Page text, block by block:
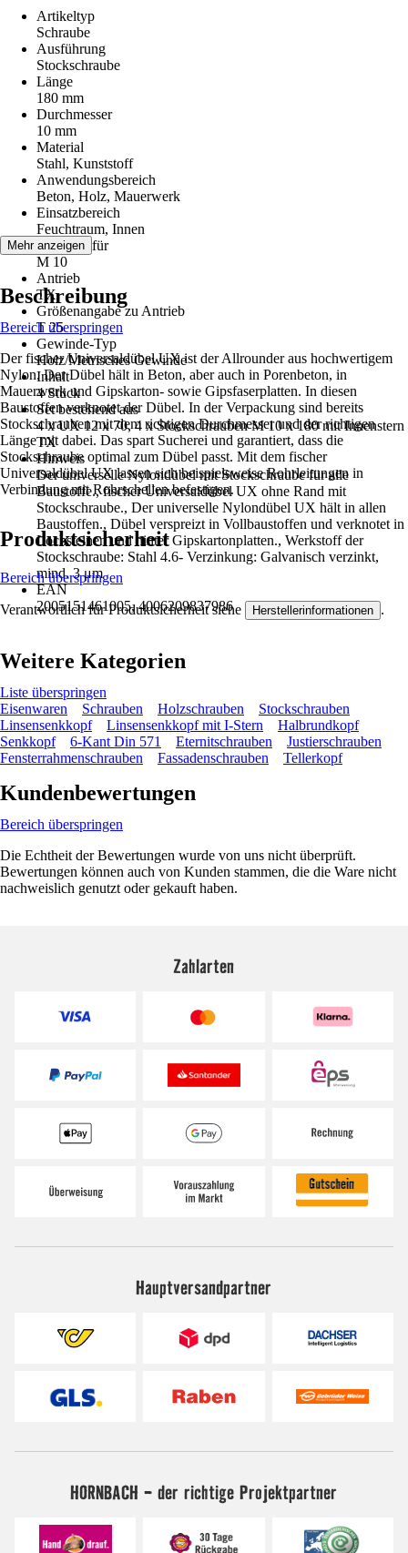
Artikeltyp
Schraube
Ausführung
Stockschraube
Länge
180 mm
Durchmesser
10 mm
Material
Stahl, Kunststoff
Anwendungsbereich
Beton, Holz, Mauerwerk
Einsatzbereich
Feuchtraum, Innen
Geeignet für
M 10
Antrieb
TX
Größenangabe zu Antrieb
T 25
Gewinde-Typ
Holz/Metrisches Gewinde
Inhalt
4 Stück
Set bestehend aus
4 x UX 12 x 70, 4 x Stockschrauben M 10 x 180 mit Innenstern
TX
Hinweis
Der universelle Nylondübel mit Stockschraube für alle
Baustoffe., fischer Universaldübel UX ohne Rand mit
Stockschraube., Der universelle Nylondübel UX hält in allen
Baustoffen., Dübel verspreizt in Vollbaustoffen und verknotet in
Lochsteinen und hinter Gipskartonplatten., Werkstoff der
Stockschraube: Stahl 4.6- Verzinkung: Galvanisch verzinkt,
mind. 3 μm
EAN
2005151461005, 4006209837986
Mehr anzeigen
Beschreibung
Bereich überspringen
Der fischer Universaldübel UX ist der Allrounder aus hochwertigem
Nylon. Der Dübel hält in Beton, aber auch in Porenbeton, in
Mauerwerk und Gipskarton- sowie Gipsfaserplatten. In diesen
Baustoffen verknotet der Dübel. In der Verpackung sind bereits
Stockschrauben mit dem richtigen Durchmesser und der richtigen
Länge mit dabei. Das spart Sucherei und garantiert, dass die
Stockschraube optimal zum Dübel passt. Mit dem fischer
Universaldübel UX lassen sich beispielsweise Rohrleitungen in
Verbindung mit Rohrschellen befestigen.
Produktsicherheit
Bereich überspringen
Verantwortlich für Produktsicherheit siehe Herstellerinformationen .
Weitere Kategorien
Liste überspringen
Eisenwaren
Schrauben Holzschrauben
Stockschrauben
Linsensenkkopf
Linsensenkkopf mit I-Stern
Halbrundkopf
Senkkopf
6-Kant Din 571 Eternitschrauben
Justierschrauben
Fensterrahmenschrauben
Fassadenschrauben Tellerkopf
Kundenbewertungen
Bereich überspringen
Die Echtheit der Bewertungen wurde von uns nicht überprüft.
Bewertungen können auch von Kunden stammen, die die Ware nicht
nachweislich genutzt oder gekauft haben.
Zahlarten
Hauptversandpartner
HORNBACH - der richtige Projektpartner